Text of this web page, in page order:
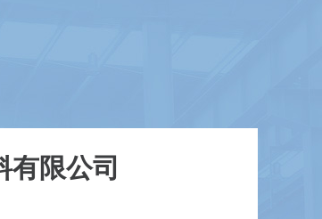
钛基二氧化铅阳极
有限公司